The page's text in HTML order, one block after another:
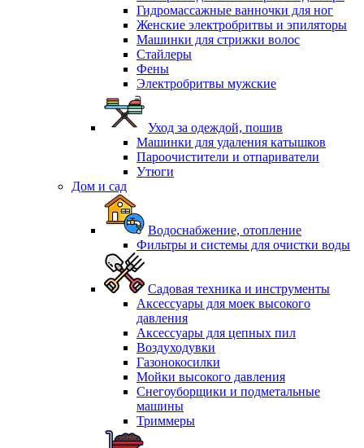
Гидромассажные ванночки для ног
Женские электробритвы и эпиляторы
Машинки для стрижки волос
Стайлеры
Фены
Электробритвы мужские
Уход за одеждой, пошив
Машинки для удаления катышков
Пароочистители и отпариватели
Утюги
Дом и сад
Водоснабжение, отопление
Фильтры и системы для очистки воды
Садовая техника и инструменты
Аксессуары для моек высокого
давления
Аксессуары для цепных пил
Воздуходувки
Газонокосилки
Мойки высокого давления
Снегоуборщики и подметальные
машины
Триммеры